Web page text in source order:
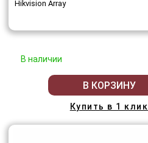
Hikvision Array
В наличии
В КОРЗИНУ
Купить в 1 клик